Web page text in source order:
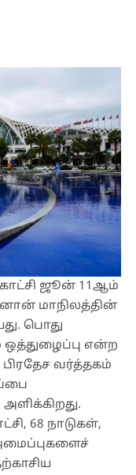
ஜூன் 11ஆம்
மாநிலத்தின்
பொது
என்ற
வர்த்தகம்
68 நாடுகள்,